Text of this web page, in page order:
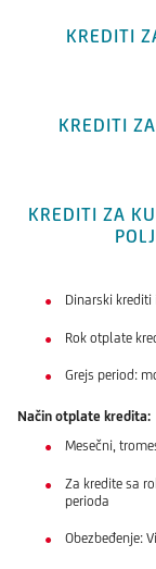
KREDITI
KREDITI
KREDITI ZA
Dinarski krediti
Rok otplate
Grejs period:
Način otplate kredita:
Mesečni,
Za kredite sa
perioda
Obezbeđenje: